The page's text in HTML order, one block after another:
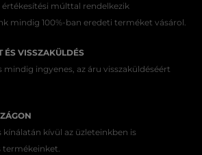
múlttal rendelkezik
mindig 100%-ban eredeti terméket vásárol.
ÉS VISSZAKÜLDÉS
mindig ingyenes, az áru visszaküldéséért
kínálatán kívül az üzleteinkben is
termékeinket.